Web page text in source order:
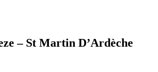
– St Martin D’Ardèche